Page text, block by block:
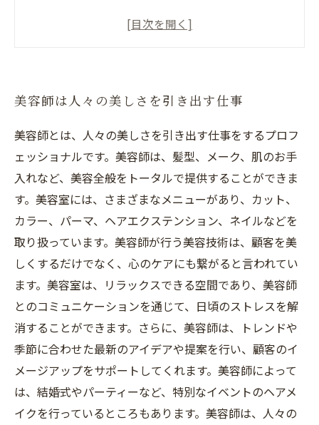
クライアントのコミュニケーションを大切にす
ることで信頼を得る
美容師は人々の美しさを引き出す仕事
美容師とは、人々の美しさを引き出す仕事をするプロフ
ェッショナルです。美容師は、髪型、メーク、肌のお手
入れなど、美容全般をトータルで提供することができま
す。美容室には、さまざまなメニューがあり、カット、
カラー、パーマ、ヘアエクステンション、ネイルなどを
取り扱っています。美容師が行う美容技術は、顧客を美
しくするだけでなく、心のケアにも繋がると言われてい
ます。美容室は、リラックスできる空間であり、美容師
とのコミュニケーションを通じて、日頃のストレスを解
消することができます。さらに、美容師は、トレンドや
季節に合わせた最新のアイデアや提案を行い、顧客のイ
メージアップをサポートしてくれます。美容師によって
は、結婚式やパーティーなど、特別なイベントのヘアメ
イクを行っているところもあります。美容師は、人々の